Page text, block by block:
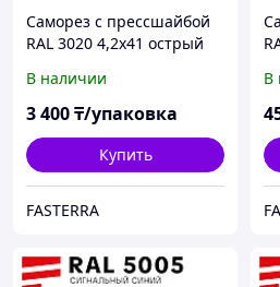
Саморез с прессшайбой
RAL 3020 4,2х41 острый
В наличии
3 400₸/упаковка
Купить
FASTERRA
В